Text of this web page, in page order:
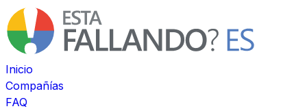
Inicio
Compañías
FAQ